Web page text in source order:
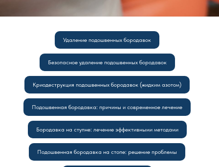
Удаление подошвенных бородавок
Безопасное удаление подошвенных бородавок
Криодеструкция подошвенных бородавок (жидким азотом)
Подошвенная бородавка: причины и современное лечение
Бородавка на ступне: лечение эффективными методами
Подошвенная бородавка на стопе: решение проблемы